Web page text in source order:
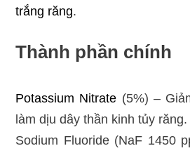
trắng răng.
Thành phần chính
Potassium Nitrate (5%) –
làm dịu dây thần kinh tủy răng.
Sodium Fluoride (NaF 1450